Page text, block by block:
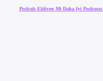
Pudralı Eldiven Mi Daha Iyi Pudrasız